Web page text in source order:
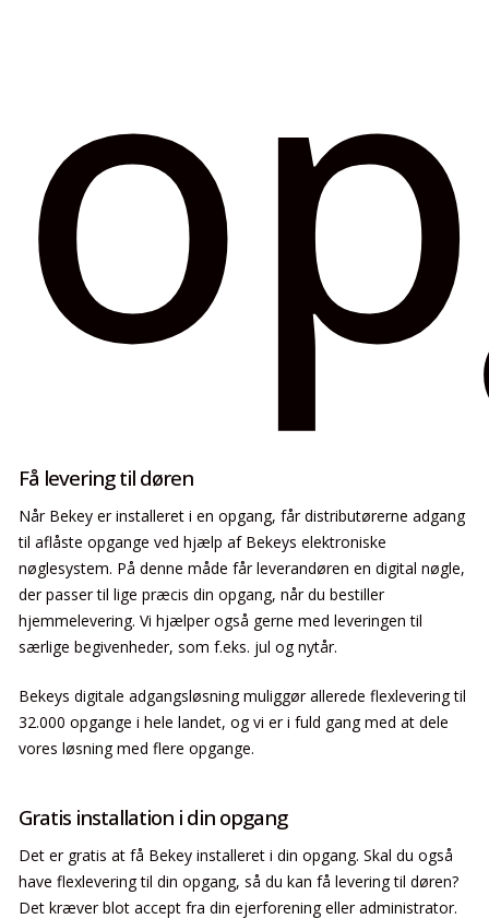
Få levering til døren
Når Bekey er installeret i en opgang, får distributørerne adgang
til aflåste opgange ved hjælp af Bekeys elektroniske
nøglesystem. På denne måde får leverandøren en digital nøgle,
der passer til lige præcis din opgang, når du bestiller
hjemmelevering. Vi hjælper også gerne med leveringen til
særlige begivenheder, som f.eks. jul og nytår.
Bekeys digitale adgangsløsning muliggør allerede flexlevering til
32.000 opgange i hele landet, og vi er i fuld gang med at dele
vores løsning med flere opgange.
Gratis installation i din opgang
Det er gratis at få Bekey installeret i din opgang. Skal du også
have flexlevering til din opgang, så du kan få levering til døren?
Det kræver blot accept fra din ejerforening eller administrator.